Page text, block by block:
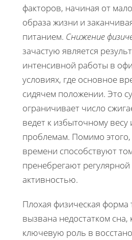
факторов, начиная от
образа жизни и
питанием. Снижение
зачастую является
интенсивной работы в
условиях, где основное
сидячем положении. Это
ограничивает число
ведет к избыточному
проблемам. Помимо этого,
времени способствуют
пренебрегают
активностью.
Плохая физическая форма
вызвана недостатком сна,
ключевую роль в